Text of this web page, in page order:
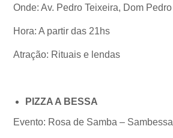
Onde: Av. Pedro Teixeira, Dom Pedro
Hora: A partir das 21hs
Atração: Rituais e lendas
PIZZA A BESSA
Evento: Rosa de Samba – Sambessa